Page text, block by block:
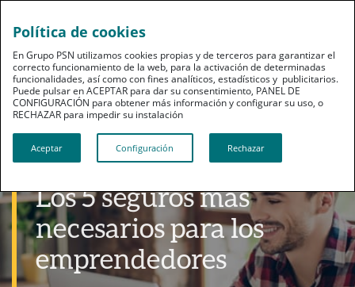
Productos
Los 5 seguros más
necesarios para los
emprendedores
Política de cookies
En Grupo PSN utilizamos cookies propias y de terceros para garantizar el
correcto funcionamiento de la web, para la activación de determinadas
funcionalidades, así como con fines analíticos, estadísticos y publicitarios.
Puede pulsar en ACEPTAR para dar su consentimiento, PANEL DE
CONFIGURACIÓN para obtener más información y configurar su uso, o
RECHAZAR para impedir su instalación​​​​​​​
Aceptar Configuración Rechazar